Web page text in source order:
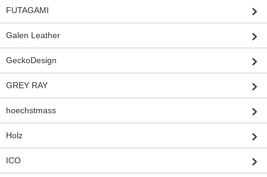
FUTAGAMI
Galen Leather
GeckoDesign
GREY RAY
hoechstmass
Holz
ICO